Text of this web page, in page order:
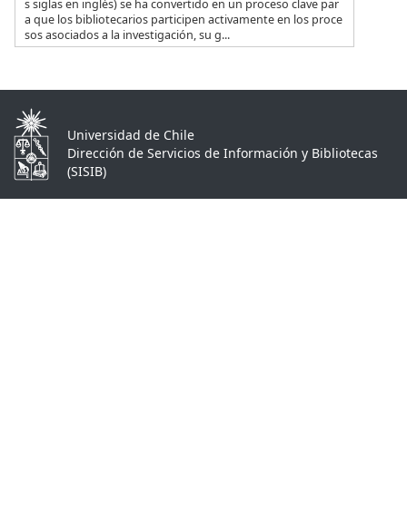
s siglas en inglés) se ha convertido en un proceso clave par
a que los bibliotecarios participen activamente en los proce
sos asociados a la investigación, su g...
Universidad de Chile
Dirección de Servicios de Información y Bibliotecas
(SISIB)